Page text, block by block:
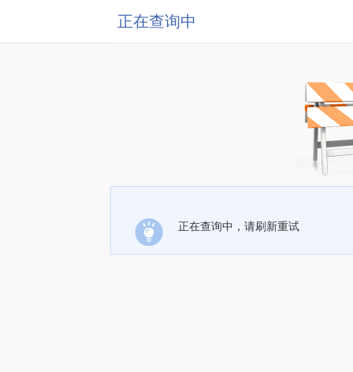
正在查询中
正在查询中，请刷新重试